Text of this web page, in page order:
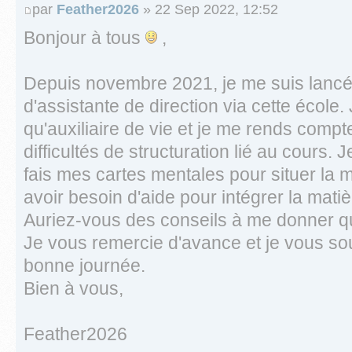
par Feather2026 » 22 Sep 2022, 12:52
Bonjour à tous ,
Depuis novembre 2021, je me suis
d'assistante de direction via cette école.
qu'auxiliaire de vie et je me rends
difficultés de structuration lié au cours.
fais mes cartes mentales pour situer la
avoir besoin d'aide pour intégrer la
Auriez-vous des conseils à me donner
Je vous remercie d'avance et je vous
bonne journée.
Bien à vous,
Feather2026